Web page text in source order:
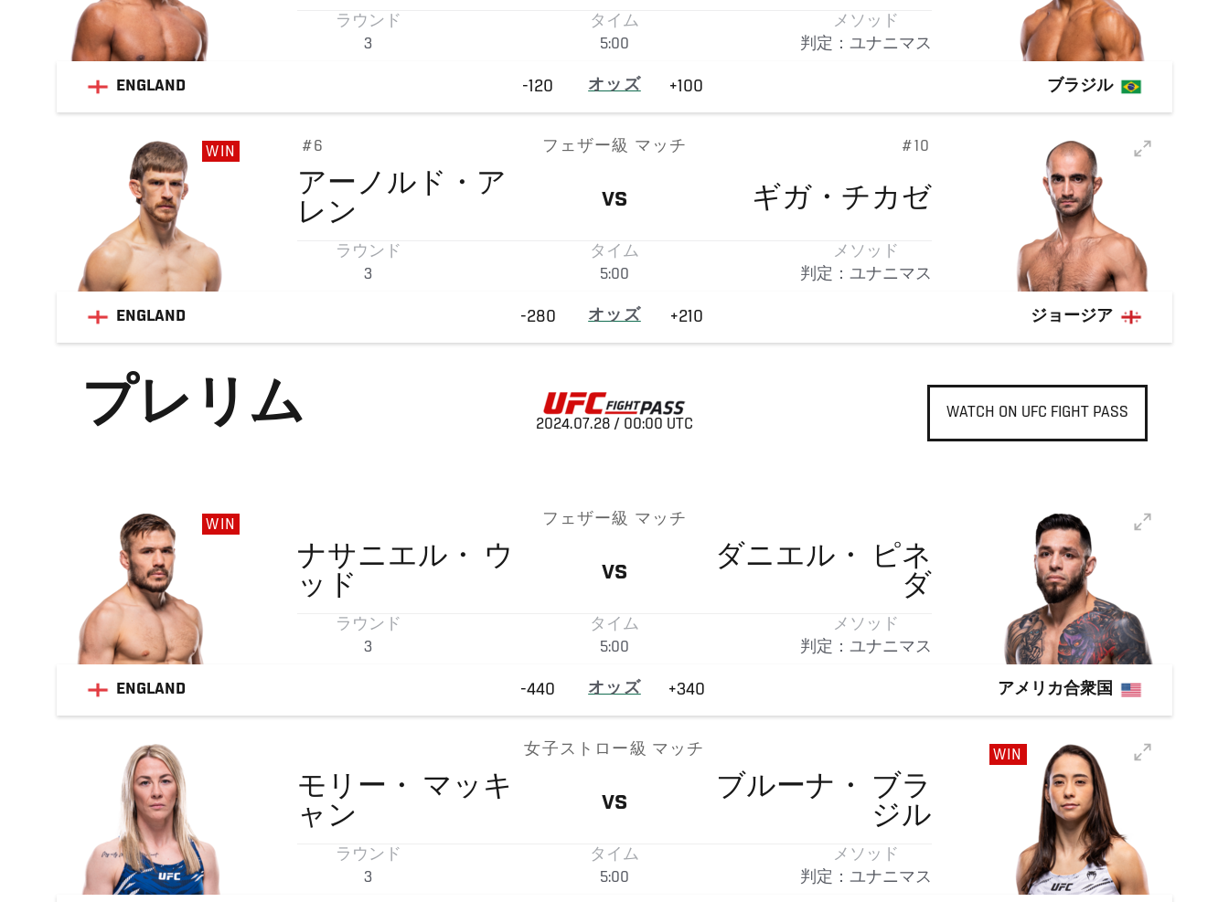
ラウンド
3
タイム
5:00
メソッド
判定：ユナニマス
ENGLAND -120 オッズ +100 ブラジル
WIN #6 フェザー級 マッチ #10
アーノルド・ア
レン
VS ギガ・チカゼ
ラウンド
3
タイム
5:00
メソッド
判定：ユナニマス
ENGLAND -280 オッズ +210 ジョージア
プレリム 2024.07.28 / 00:00 UTC
WATCH ON UFC FIGHT PASS
WIN フェザー級 マッチ
ナサニエル・
ウ
ッド
VS ダニエル・
ピネ
ダ
ラウンド
3
タイム
5:00
メソッド
判定：ユナニマス
ENGLAND -440 オッズ +340 アメリカ合衆国
女子ストロー級 マッチ
モリー・
マッキ
ャン
VS ブルーナ・
ブラ
ジル
ラウンド
3
タイム
5:00
メソッド
判定：ユナニマス
WIN